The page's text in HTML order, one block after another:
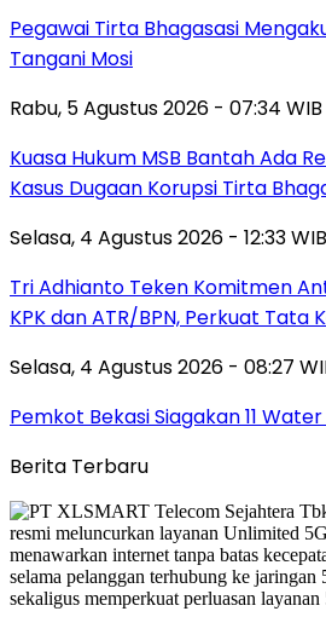
Pegawai Tirta Bhagasasi
Tangani Mosi
Rabu, 5 Agustus 2026 - 07:34 WIB
Kuasa Hukum MSB Bantah Ada
Kasus Dugaan Korupsi Tirta
Selasa, 4 Agustus 2026 - 12:33 WIB
Tri Adhianto Teken Komitmen
KPK dan ATR/BPN, Perkuat Tata
Selasa, 4 Agustus 2026 - 08:27
Pemkot Bekasi Siagakan 11
Berita Terbaru